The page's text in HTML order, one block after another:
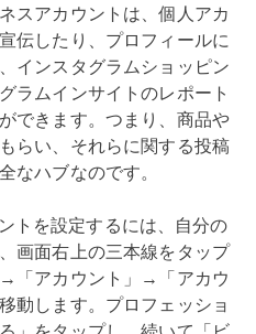
スアカウントは、個人アカ
伝したり、プロフィールに
インスタグラムショッピン
ラムインサイトのレポート
できます。つまり、商品や
らい、それらに関する投稿
なハブなのです。
トを設定するには、自分の
画面右上の三本線をタップ
「アカウント」→「アカウ
動します。プロフェッショ